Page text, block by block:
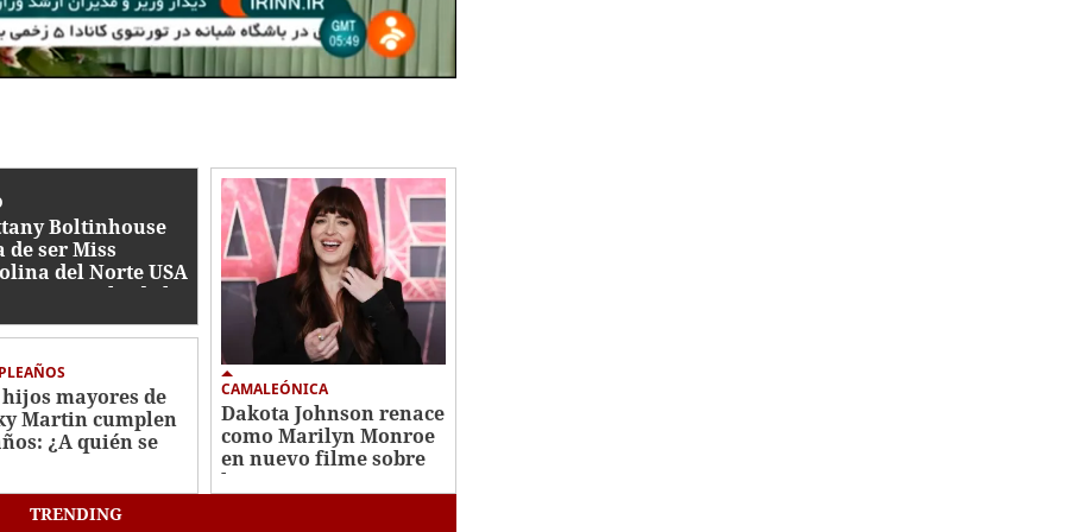
Boltinhouse
de ser Miss
del Norte USA
esto se sabe de la
mayores de
Martin cumplen
¿A quién se
CAMALEÓNICA
Dakota Johnson renace
como Marilyn Monroe
en nuevo filme sobre
la actriz
TRENDING